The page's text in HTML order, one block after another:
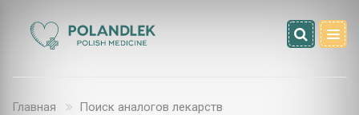
Главная Поиск аналогов лекарств